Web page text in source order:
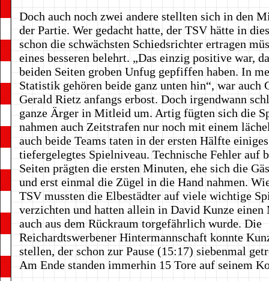
Doch auch noch zwei andere stellten sich in den
der Partie. Wer gedacht hatte, der TSV hätte in
schon die schwächsten Schiedsrichter ertragen
eines besseren belehrt. „Das einzig positive war,
beiden Seiten groben Unfug gepfiffen haben. In
Statistik gehören beide ganz unten hin“, war auch
Gerald Rietz anfangs erbost. Doch irgendwann
ganze Ärger in Mitleid um. Artig fügten sich die
nahmen auch Zeitstrafen nur noch mit einem
auch beide Teams taten in der ersten Hälfte
tiefergelegtes Spielniveau. Technische Fehler auf
Seiten prägten die ersten Minuten, ehe sich die
und erst einmal die Zügel in die Hand nahmen.
TSV mussten die Elbestädter auf viele wichtige
verzichten und hatten allein in David Kunze einen
auch aus dem Rückraum torgefährlich wurde. Die
Reichardtswerbener Hintermannschaft konnte
stellen, der schon zur Pause (15:17) siebenmal
Am Ende standen immerhin 15 Tore auf seinem